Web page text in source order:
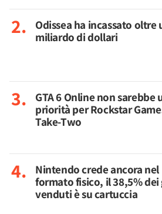
Odissea ha incassato oltre
miliardo di dollari
GTA 6 Online non sarebbe
priorità per Rockstar
Take-Two
Nintendo crede ancora nel
formato fisico, il 38,5% dei
venduti è su cartuccia